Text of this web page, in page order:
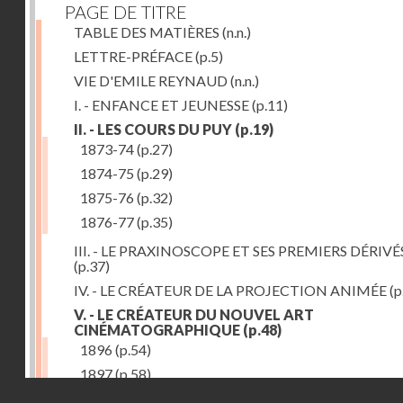
PAGE DE TITRE
TABLE DES MATIÈRES (n.n.)
LETTRE-PRÉFACE(p.5)
VIE D'EMILE REYNAUD (n.n.)
I. - ENFANCE ET JEUNESSE(p.11)
II. - LES COURS DU PUY (p.19)
1873-74(p.27)
1874-75 (p.29)
1875-76 (p.32)
1876-77(p.35)
III. - LE PRAXINOSCOPE ET SES PREMIERS
(p.37)
IV. - LE CRÉATEUR DE LA PROJECTION ANIMÉE
V. - LE CRÉATEUR DU NOUVEL ART
CINÉMATOGRAPHIQUE (p.48)
1896 (p.54)
1897(p.58)